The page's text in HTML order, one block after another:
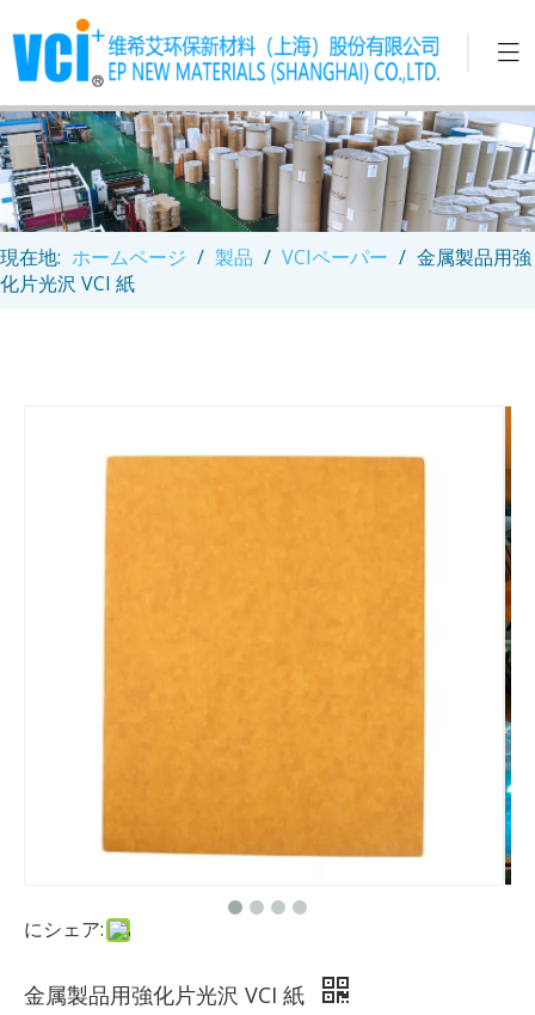
現在地: ホームページ / 製品 / VCIペーパー / 金属製品用強
化片光沢 VCI 紙
にシェア:
金属製品用強化片光沢 VCI 紙